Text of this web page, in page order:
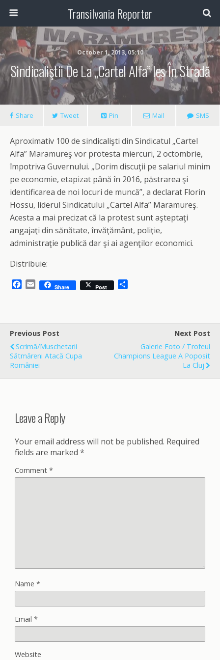
Transilvania Reporter
October 1, 2013, 05:10
Sindicaliştii De La „Cartel Alfa” Ies În Stradă
Share Tweet Pin Mail SMS
Aproximativ 100 de sindicalişti din Sindicatul „Cartel
Alfa” Maramureş vor protesta miercuri, 2 octombrie,
împotriva Guvernului. „Dorim discuţii pe salariul minim
pe economie, etapizat până în 2016, păstrarea şi
identificarea de noi locuri de muncă”, a declarat Florin
Hossu, liderul Sindicatului „Cartel Alfa” Maramureş.
Acesta a mai precizat că la protest sunt aşteptaţi
angajaţi din sănătate, învăţământ, poliţie,
administraţie publică dar şi ai agenţilor economici.
Distribuie:
b
o
o
k
E
l
Share Post
e
Previous Post
Scrimă/Muschetarii
Sătmăreni Atacă Cupa
României
Next Post
Galerie Foto / Trofeul
Champions League A Poposit
La Cluj
Leave a Reply
Your email address will not be published. Required
fields are marked *
Comment *
Name *
Email *
Website